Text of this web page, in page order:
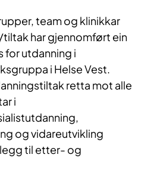
team og klinikkar
har gjennomført ein
for utdanning i
i Helse Vest.
retta mot alle
i
og vidareutvikling
til etter- og